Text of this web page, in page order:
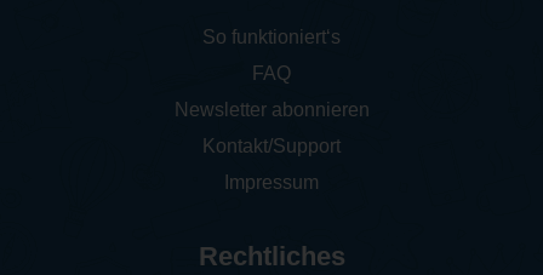
So funktioniert‘s
FAQ
Newsletter abonnieren
Kontakt/Support
Impressum
Rechtliches